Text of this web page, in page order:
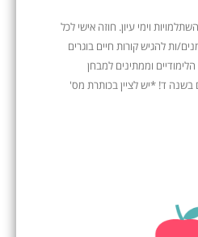
וימי עיון. חוזה אישי לכל
מוזמנים/ות להגיש קורות חיים בוגרים
וממתינים למבחן
ד! *יש לציין בכותרת מס'